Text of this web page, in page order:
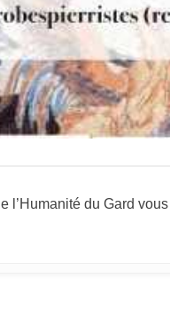
l’Humanité du Gard